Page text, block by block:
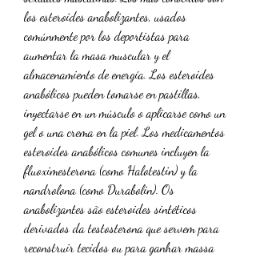
los esteroides anabolizantes, usados
comúnmente por los deportistas para
aumentar la masa muscular y el
almacenamiento de energía. Los esteroides
anabólicos pueden tomarse en pastillas,
inyectarse en un músculo o aplicarse como un
gel o una crema en la piel. Los medicamentos
esteroides anabólicos comunes incluyen la
fluoximesterona (como Halotestin) y la
nandrolona (como Durabolin). Os
anabolizantes são esteroides sintéticos
derivados da testosterona que servem para
reconstruir tecidos ou para ganhar massa